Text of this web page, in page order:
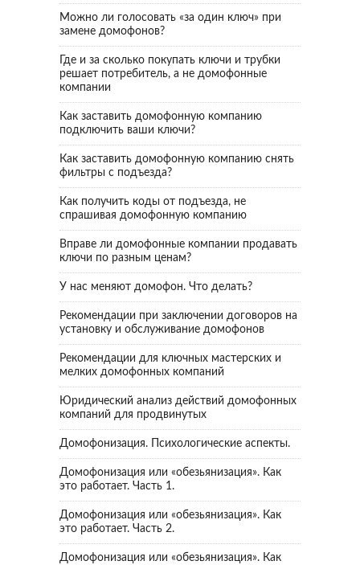
Можно ли голосовать «за один ключ» при
замене домофонов?
Где и за сколько покупать ключи и трубки
решает потребитель, а не домофонные
компании
Как заставить домофонную компанию
подключить ваши ключи?
Как заставить домофонную компанию снять
фильтры с подъезда?
Как получить коды от подъезда, не
спрашивая домофонную компанию
Вправе ли домофонные компании продавать
ключи по разным ценам?
У нас меняют домофон. Что делать?
Рекомендации при заключении договоров на
установку и обслуживание домофонов
Рекомендации для ключных мастерских и
мелких домофонных компаний
Юридический анализ действий домофонных
компаний для продвинутых
Домофонизация. Психологические аспекты.
Домофонизация или «обезьянизация». Как
это работает. Часть 1.
Домофонизация или «обезьянизация». Как
это работает. Часть 2.
Домофонизация или «обезьянизация». Как